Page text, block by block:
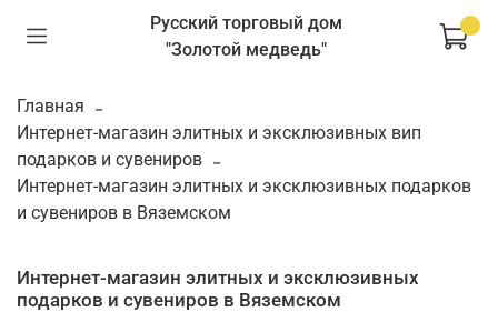
Русский торговый дом
"Золотой медведь"
Главная
Интернет-магазин элитных и эксклюзивных вип
подарков и сувениров
Интернет-магазин элитных и эксклюзивных подарков
и сувениров в Вяземском
Интернет-магазин элитных и эксклюзивных
подарков и сувениров в Вяземском